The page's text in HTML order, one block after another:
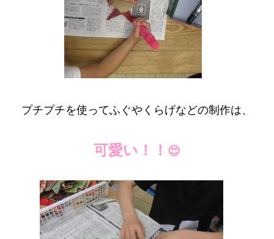
プチプチを使ってふぐやくらげなどの制作は、
可愛い！！ 😍